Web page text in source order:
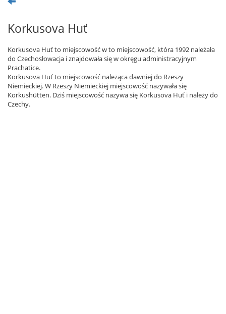
Korkusova Huť
Korkusova Huť to miejscowość w to miejscowość, która 1992 należała
do Czechosłowacja i znajdowała się w okręgu administracyjnym
Prachatice.
Korkusova Huť to miejscowość należąca dawniej do Rzeszy
Niemieckiej. W Rzeszy Niemieckiej miejscowość nazywała się
Korkushütten. Dziś miejscowość nazywa się Korkusova Huť i należy do
Czechy.